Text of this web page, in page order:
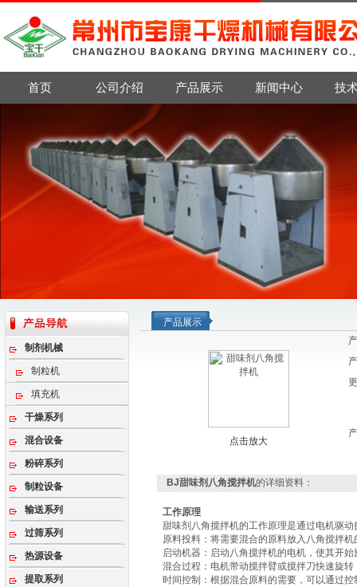
首页 公司介绍 产品展示 新闻中心 技
制剂机械
制粒机
填充机
干燥系列
混合设备
粉碎系列
制粒设备
输送系列
过筛系列
热源设备
提取系列
产品展示
点击放大
BJ甜味剂八角搅拌机的详细资料：
工作原理
甜味剂八角搅拌机的工作原理‌是通过电机驱
原料投料‌：将需要混合的原料放入八角搅拌机
启动机器‌：启动八角搅拌机的电机，使其开始
混合过程‌：电机带动搅拌臂或搅拌刀快速旋
时间控制‌：根据混合原料的需要，可以通过